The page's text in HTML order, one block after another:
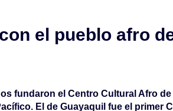
el pueblo afro
fundaron el Centro Cultural Afro
El de Guayaquil fue el primer